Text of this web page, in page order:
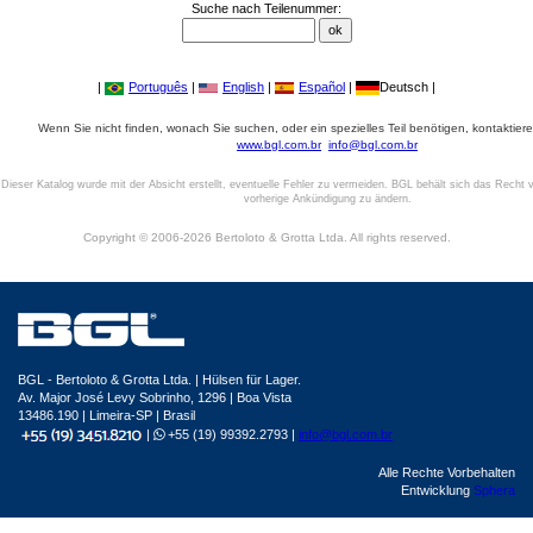
Suche nach Teilenummer:
| Português | English | Español | Deutsch |
Wenn Sie nicht finden, wonach Sie suchen, oder ein spezielles Teil benötigen,
www.bgl.com.br info@bgl.com.br
Dieser Katalog wurde mit der Absicht erstellt, eventuelle Fehler zu vermeiden. BGL behält sich das Recht
vorherige Ankündigung zu ändern.
Copyright © 2006-2026 Bertoloto & Grotta Ltda. All rights reserved.
BGL - Bertoloto & Grotta Ltda. | Hülsen für Lager.
Av. Major José Levy Sobrinho, 1296 | Boa Vista
13486.190 | Limeira-SP | Brasil
|
+55 (19) 99392.2793 | info@bgl.com.br
Alle Rechte Vorbehalten
Entwicklung Sphera